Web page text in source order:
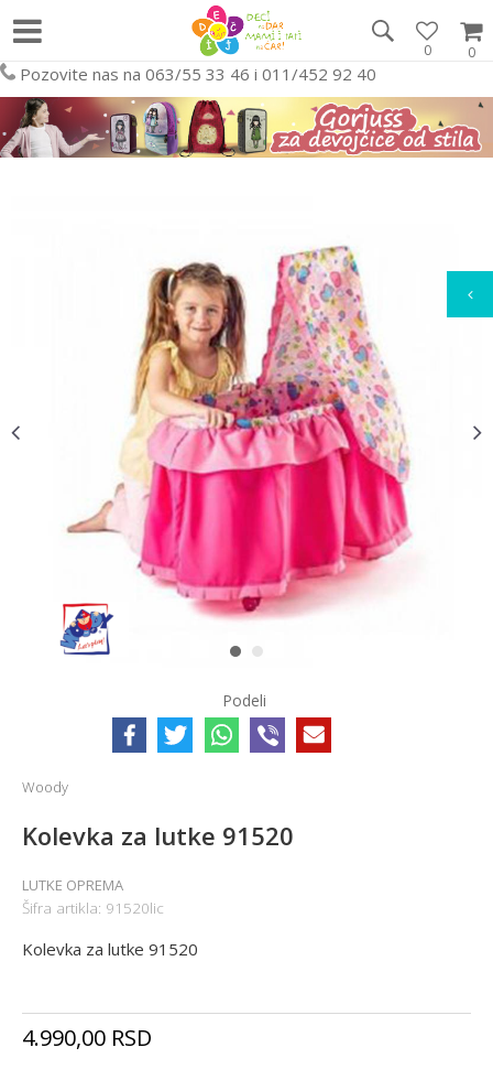
0
0
Pozovite nas na 063/55 33 46 i 011/452 92 40
1 2
Podeli
Woody
Kolevka za lutke 91520
LUTKE OPREMA
Šifra artikla: 91520lic
Kolevka za lutke 91520
4.990,00 RSD